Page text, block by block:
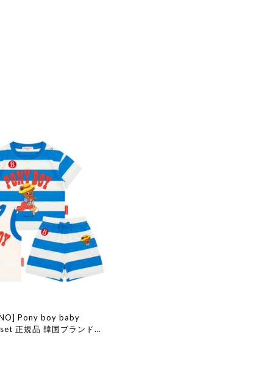
Pony boy baby
正規品 韓国ブランド
日本 店舗 韓国